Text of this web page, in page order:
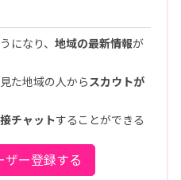
になり、 地域の最新情報が
た地域の人から スカウトが
チャットすることができる
ザー登録する